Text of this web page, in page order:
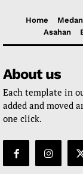
Home Medan
Asahan
About us
Each template in
added and moved
one click.